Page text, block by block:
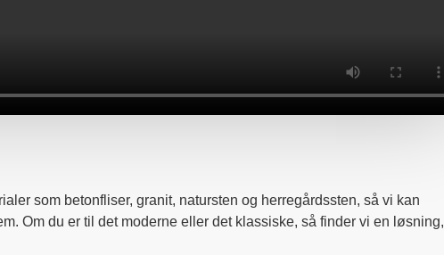
som betonfliser, granit, natursten og herregårdssten, så vi kan
Om du er til det moderne eller det klassiske, så finder vi en løsning,